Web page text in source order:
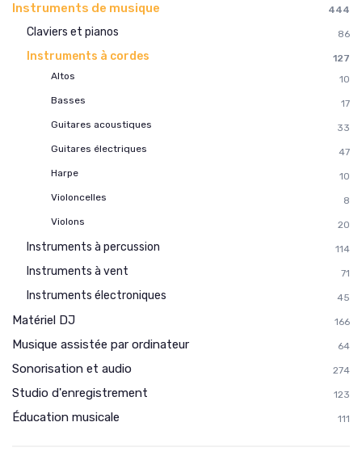
Instruments de musique 444
Claviers et pianos 86
Instruments à cordes
127
Altos
10
Basses
17
Guitares acoustiques
33
Guitares électriques
47
Harpe
10
Violoncelles
8
Violons
20
Instruments à percussion 114
Instruments à vent 71
Instruments électroniques 45
Matériel DJ 166
Musique assistée par ordinateur 64
Sonorisation et audio 274
Studio d'enregistrement 123
Éducation musicale 111